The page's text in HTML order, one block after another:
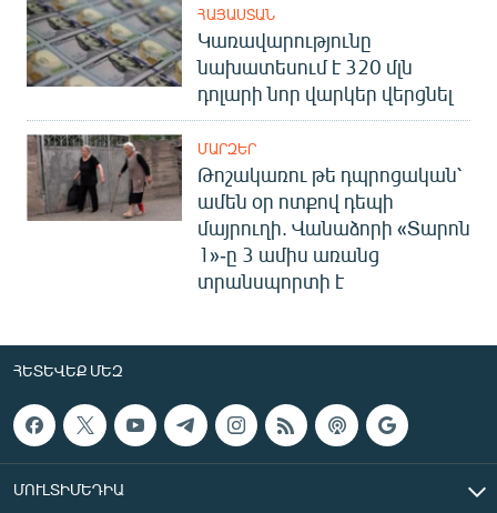
ՀԱՅԱՍՏԱՆ
Կառավարությունը
նախատեսում է 320 մլն
դոլարի նոր վարկեր վերցնել
ՄԱՐԶԵՐ
Թոշակառու թե դպրոցական՝
ամեն օր ոտքով դեպի
մայրուղի. Վանաձորի «Տարոն
1»-ը 3 ամիս առանց
տրանսպորտի է
ՀԵՏԵՎԵՔ ՄԵԶ
ՄՈՒԼՏԻՄԵԴԻԱ